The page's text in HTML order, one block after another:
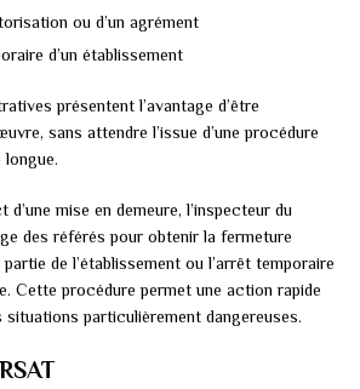
ou d’un agrément
d’un établissement
présentent l’avantage d’être
sans attendre l’issue d’une procédure
mise en demeure, l’inspecteur du
des référés pour obtenir la fermeture
de l’établissement ou l’arrêt temporaire
Cette procédure permet une action rapide
particulièrement dangereuses.